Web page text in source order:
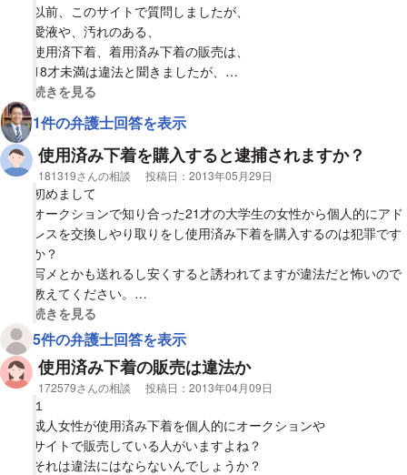
以前、このサイトで質問しましたが、
愛液や、汚れのある、
使用済下着、着用済み下着の販売は、
18才未満は違法と聞きましたが、
18才以上でも、この手の品の販売は違法ではないのですか?
何か、普通に考えると違法なような気もしますが、、。
宜しくお願い致します。
視覚的に省略された相談全文の
続きを見る
1件の弁護士回答を表示
使用済み下着を購入すると逮捕されますか？
相談者
181319さんの相談 投稿日： 2013年05月29日
初めまして
オークションで知り合った21才の大学生の女性から個人的にアド
レスを交換しやり取りをし使用済み下着を購入するのは犯罪です
か？
写メとかも送れるし安くすると誘われてますが違法だと怖いので
教えてください。
相手が自分の物を個人的に売るのは違法じゃないと言ってますが
本当ですか？
視覚的に省略された相談全文の
続きを見る
5件の弁護士回答を表示
使用済み下着の販売は違法か
相談者
172579さんの相談 投稿日： 2013年04月09日
１
成人女性が使用済み下着を個人的にオークションや
サイトで販売している人がいますよね？
それは違法にはならないんでしょうか？